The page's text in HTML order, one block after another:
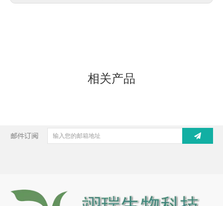
相关产品
罗汉果苷 Ie1 HPLC>98% 中药
标准品 对照品
标准品 对照品